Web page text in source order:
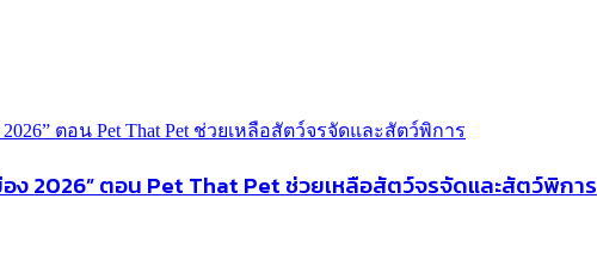
ง 2026” ตอน Pet That Pet ช่วยเหลือสัตว์จรจัดและสัตว์พิการ